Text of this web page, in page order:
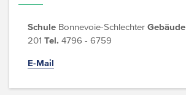
Schule Bonnevoie-Schlechter Gebäude
201 Tel. 4796 - 6759
E-Mail